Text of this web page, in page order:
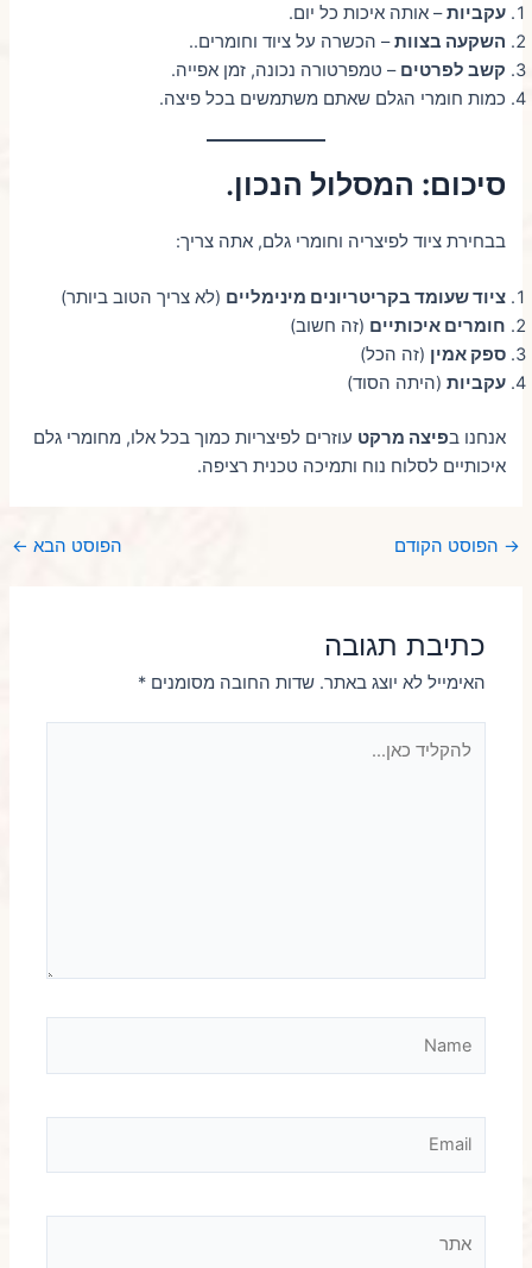
עקביות– אותה איכות כל יום.
השקעה בצוות– הכשרה על ציוד וחומרים..
קשב לפרטים – טמפרטורה נכונה, זמן אפייה.
כמות חומרי הגלם שאתם משתמשים בכל פיצה.
סיכום: המסלול הנכון.
בבחירת ציוד לפיצריה וחומרי גלם, אתה צריך:
ציוד שעומד בקריטריונים מינימליים (לא צריך הטוב ביותר)
חומרים איכותיים (זה חשוב)
ספק אמין (זה הכל)
עקביות (היתה הסוד)
אנחנו בפיצה מרקט עוזרים לפיצריות כמוך בכל אלו, מחומרי גלם
איכותיים לסלוח נוח ותמיכה טכנית רציפה.
→ הפוסט הקודם הפוסט הבא ←
כתיבת תגובה
האימייל לא יוצג באתר. שדות החובה מסומנים*